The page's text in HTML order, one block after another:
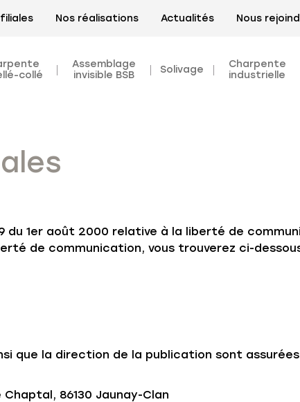
Nos réalisations Actualités Nous
collé
Assemblage
invisible BSB
Solivage
Charpente
industrielle
du 1er août 2000 relative à la liberté de
de communication, vous trouverez ci-
que la direction de la publication sont
Chaptal, 86130 Jaunay-Clan